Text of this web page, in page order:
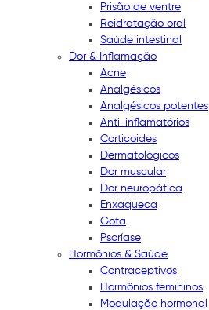
Prisão de ventre
Reidratação oral
Saúde intestinal
Dor & Inflamação
Acne
Analgésicos
Analgésicos potentes
Anti-inflamatórios
Corticoides
Dermatológicos
Dor muscular
Dor neuropática
Enxaqueca
Gota
Psoríase
Hormônios & Saúde
Contraceptivos
Hormônios femininos
Modulação hormonal